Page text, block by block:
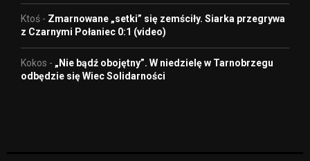
Ktoś - Zmarnowane „setki” się zemściły. Siarka przegrywa
z Czarnymi Połaniec 0:1 (video)
Kokos - „Nie bądź obojętny”. W niedzielę w Tarnobrzegu
odbędzie się Wiec Solidarności